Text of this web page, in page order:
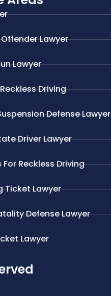
Lawyer
Lawyer
Driving
Defense Lawyer
Driver Lawyer
Reckless Driving
Ticket Lawyer
Defense Lawyer
Lawyer